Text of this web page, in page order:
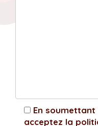
En
acceptez la